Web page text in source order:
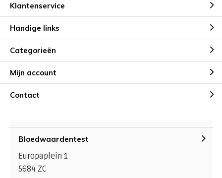
Klantenservice
Handige links
Categorieën
Mijn account
Contact
Bloedwaardentest
Europaplein 1
5684 ZC